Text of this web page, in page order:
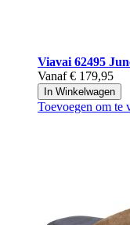
Viavai 62495
Vanaf € 179,95
In Winkelwagen
Toevoegen om te